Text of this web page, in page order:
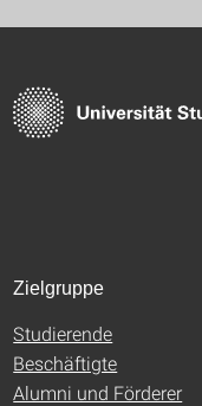
Zielgruppe
Studierende
Beschäftigte
Alumni und Förderer